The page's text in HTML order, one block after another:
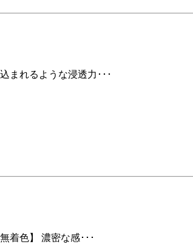
まれるような浸透力･･･
着色】 濃密な感･･･